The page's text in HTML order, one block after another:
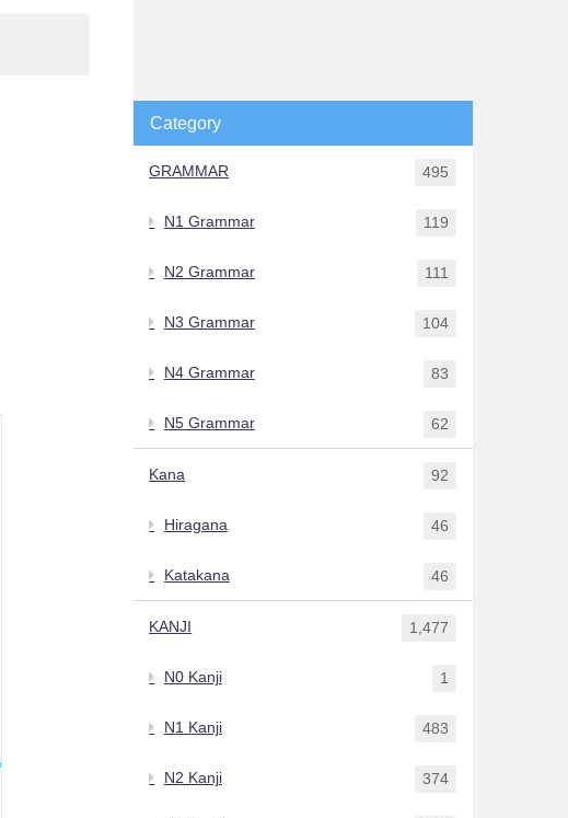
Category
GRAMMAR 495
N1 Grammar 119
N2 Grammar 111
N3 Grammar 104
N4 Grammar 83
N5 Grammar 62
Kana 92
Hiragana 46
Katakana 46
KANJI 1,477
N0 Kanji 1
N1 Kanji 483
N2 Kanji 374